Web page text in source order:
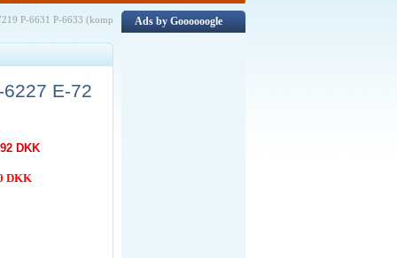
P-6631 P-6633 (komp
E-72
DKK
DKK
Ads by Goooooogle